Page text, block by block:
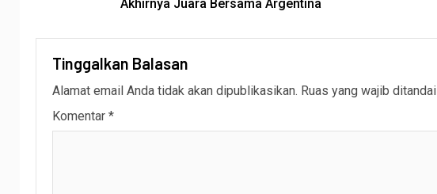
Akhirnya Juara Bersama Argentina
Tinggalkan Balasan
Alamat email Anda tidak akan dipublikasikan. Ruas yang wajib ditandai
Komentar *